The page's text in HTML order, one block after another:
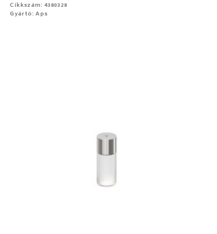
Cikkszám: 4380328
Gyártó: Aps